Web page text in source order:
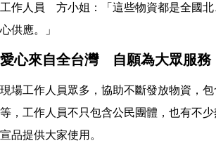
工作人員 方小姐：「這些物資都是全國北
心供應。」
愛心來自全台灣 自願為大眾服務
現場工作人員眾多，協助不斷發放物資，
等，工作人員不只包含公民團體，也有不
宣品提供大家使用。